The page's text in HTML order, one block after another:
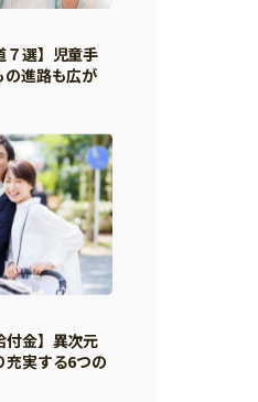
７選】児童手
の進路も広が
付金】異次元
充実する6つの